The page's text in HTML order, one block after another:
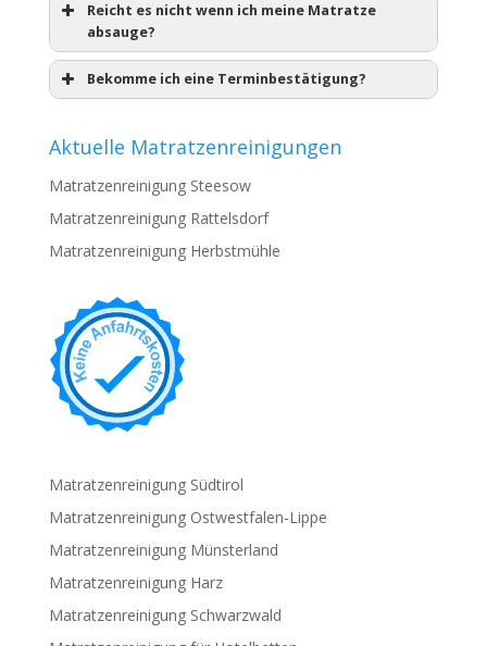
Reicht es nicht wenn ich meine Matratze
absauge?
Bekomme ich eine Terminbestätigung?
Aktuelle Matratzenreinigungen
Matratzenreinigung Steesow
Matratzenreinigung Rattelsdorf
Matratzenreinigung Herbstmühle
Matratzenreinigung Südtirol
Matratzenreinigung Ostwestfalen-Lippe
Matratzenreinigung Münsterland
Matratzenreinigung Harz
Matratzenreinigung Schwarzwald